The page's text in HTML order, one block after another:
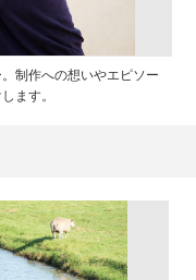
制作への想いやエピソー
ます。